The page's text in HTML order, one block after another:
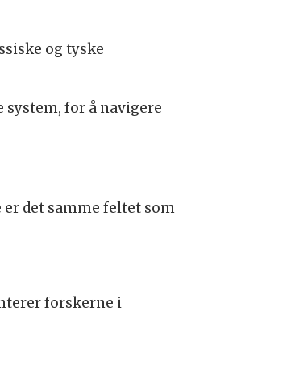
og tyske
for å navigere
det samme feltet som
forskerne i